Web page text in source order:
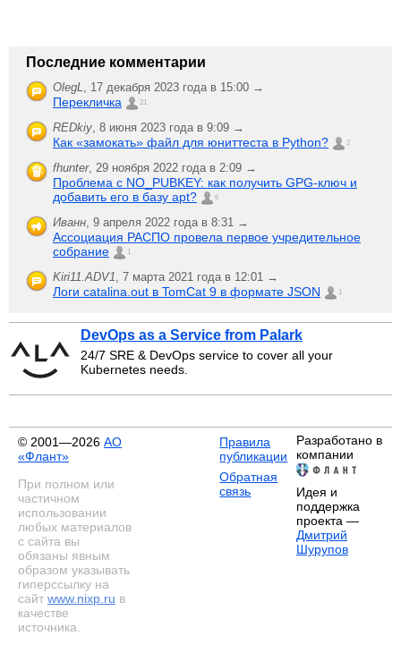
Последние комментарии
OlegL, 17 декабря 2023 года в 15:00 →
Перекличка 21
REDkiy, 8 июня 2023 года в 9:09 →
Как «замокать» файл для юниттеста в Python? 2
fhunter, 29 ноября 2022 года в 2:09 →
Проблема с NO_PUBKEY: как получить GPG-ключ и
добавить его в базу apt?
6
Иванн, 9 апреля 2022 года в 8:31 →
Ассоциация РАСПО провела первое учредительное
собрание
1
Kiri11.ADV1, 7 марта 2021 года в 12:01 →
Логи catalina.out в TomCat 9 в формате JSON 1
DevOps as a Service from Palark
24/7 SRE & DevOps service to cover all your
Kubernetes needs.
© 2001—2026 АО
«Флант»
При полном или
частичном
использовании
любых материалов
с сайта вы
обязаны явным
образом указывать
гиперссылку на
сайт www.nixp.ru в
качестве
источника.
Правила
публикации
Обратная
связь
Разработано в
компании
Идея и
поддержка
проекта —
Дмитрий
Шурупов